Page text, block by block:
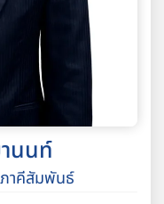
นนท์
าคีสัมพันธ์